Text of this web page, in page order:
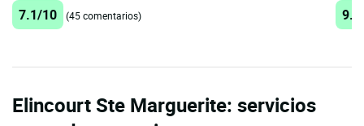
7.1/10 (45 comentarios)
Elincourt Ste Marguerite: servicios